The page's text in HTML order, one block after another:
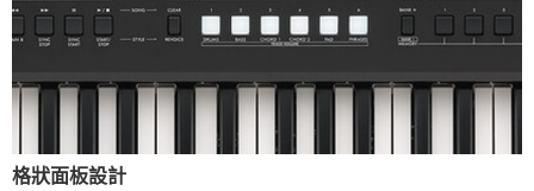
格狀面板設計